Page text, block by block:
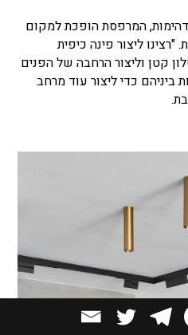
המרפסת הופכת למקום
ליצור פינה כיפית
קטן וליצור הרחבה של הפנים
כדי ליצור עוד מרחב